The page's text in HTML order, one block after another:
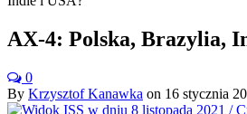
AX-4: Polska, Brazylia,
0
By Krzysztof Kanawka on 16 stycznia